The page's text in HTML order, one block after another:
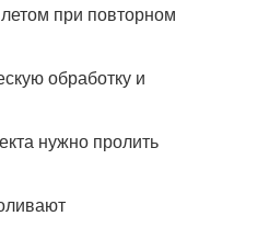
при повторном
обработку и
нужно пролить